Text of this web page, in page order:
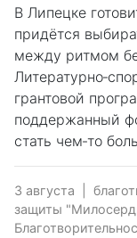
В Липецке
придётся
между ритмом
грантовой
поддержанный
стать чем‑то
3 августа
защиты